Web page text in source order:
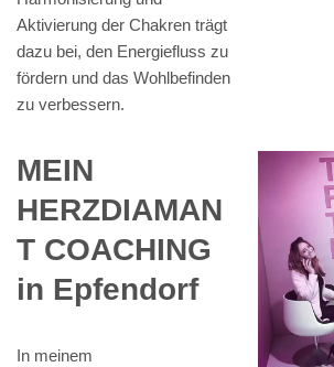
Aktivierung der Chakren trägt
dazu bei, den Energiefluss zu
fördern und das Wohlbefinden
zu verbessern.
MEIN
HERZDIAMAN
T COACHING
in Epfendorf
In meinem